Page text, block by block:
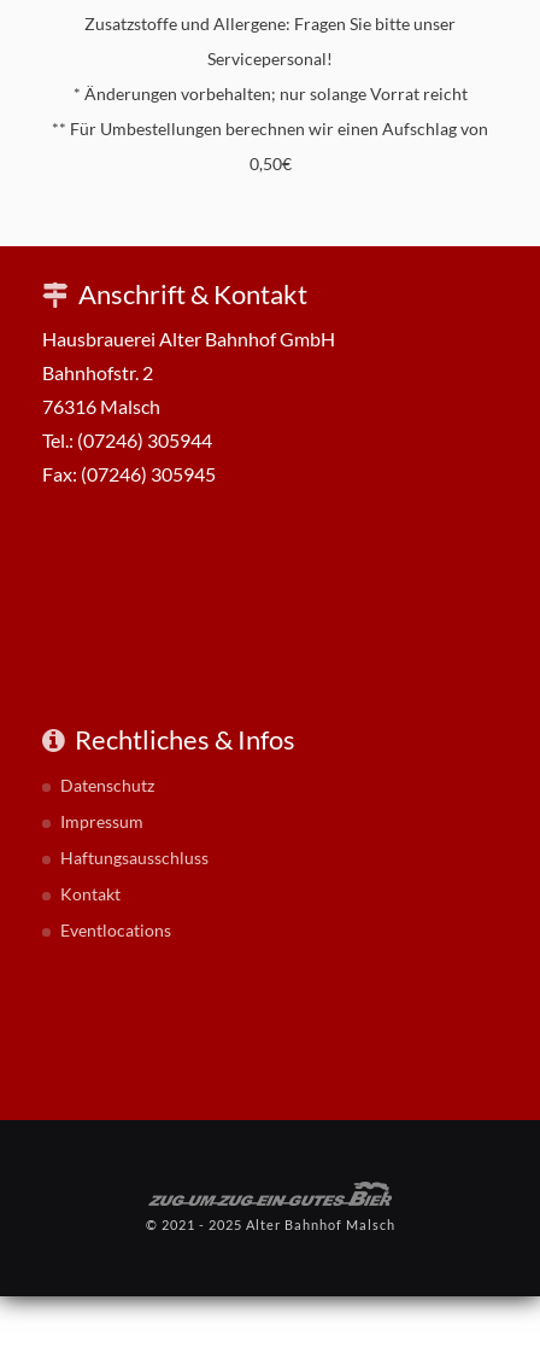
Zusatzstoffe und Allergene: Fragen Sie bitte unser
Servicepersonal!
* Änderungen vorbehalten; nur solange Vorrat reicht
** Für Umbestellungen berechnen wir einen Aufschlag von
0,50€
Anschrift & Kontakt
Hausbrauerei Alter Bahnhof GmbH
Bahnhofstr. 2
76316 Malsch
Tel.: (07246) 305944
Fax: (07246) 305945
Rechtliches & Infos
Datenschutz
Impressum
Haftungsausschluss
Kontakt
Eventlocations
© 2021 - 2025 Alter Bahnhof Malsch